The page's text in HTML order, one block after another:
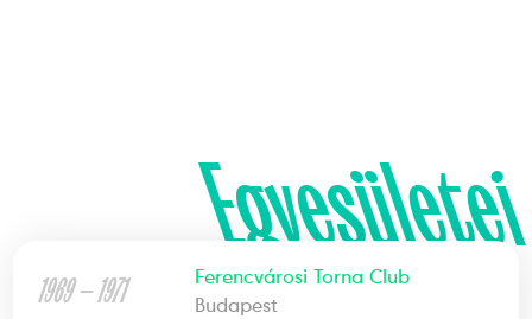
Egyesületei
1969 — 1971
Ferencvárosi Torna Club
Budapest